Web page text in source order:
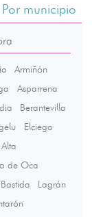
Por municipio
Armiñón
Asparrena
Berantevilla
Elciego
de Oca
Lagrán